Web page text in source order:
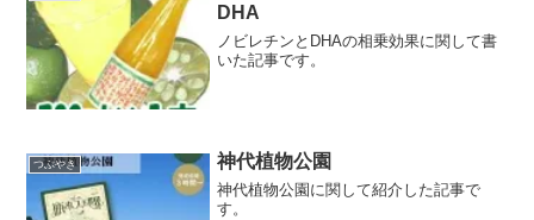
DHA
ノビレチンとDHAの相乗効果に関して書
いた記事です。
つぶやき 神代植物公園
神代植物公園に関して紹介した記事で
す。